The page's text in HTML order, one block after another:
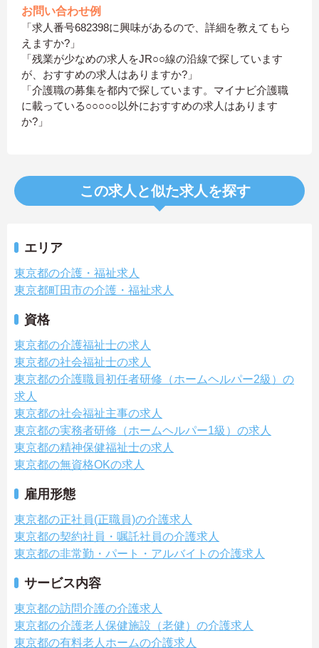
お問い合わせ例
「求人番号682398に興味があるので、詳細を教えてもら
えますか?」
「残業が少なめの求人をJR○○線の沿線で探しています
が、おすすめの求人はありますか?」
「介護職の募集を都内で探しています。マイナビ介護職
に載っている○○○○○以外におすすめの求人はあります
か?」
この求人と似た求人を探す
エリア
東京都の介護・福祉求人
東京都町田市の介護・福祉求人
資格
東京都の介護福祉士の求人
東京都の社会福祉士の求人
東京都の介護職員初任者研修（ホームヘルパー2級）の
求人
東京都の社会福祉主事の求人
東京都の実務者研修（ホームヘルパー1級）の求人
東京都の精神保健福祉士の求人
東京都の無資格OKの求人
雇用形態
東京都の正社員(正職員)の介護求人
東京都の契約社員・嘱託社員の介護求人
東京都の非常勤・パート・アルバイトの介護求人
サービス内容
東京都の訪問介護の介護求人
東京都の介護老人保健施設（老健）の介護求人
東京都の有料老人ホームの介護求人